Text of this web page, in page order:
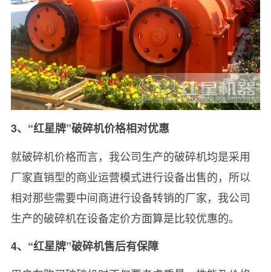
3、“红星牌”破碎机价格相对优惠
就破碎机价格而言，我公司生产的破碎机均是采用
厂家直销型的商业运营模式进行设备出售的，所以
相对那些需要中间商进行设备转销的厂家，我公司
生产的破碎机在设备定价方面算是比较优惠的。
4、“红星牌”破碎机售后有保障